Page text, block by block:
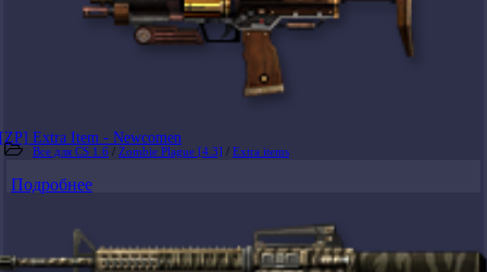
[ZP] Extra Item - Newcomen
Все для CS 1.6 / Zombie Plague [4.3] / Extra items
Подробнее